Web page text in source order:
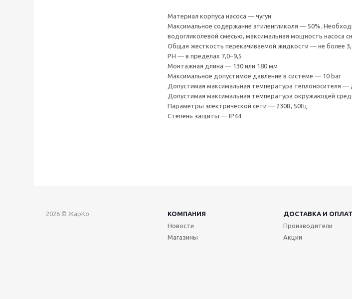
Материал корпуса насоса — чугун
Максимальное содержание этиленгликоля — 50%.
водогликолевой смесью, максимальная мощность насоса
Общая жесткость перекачиваемой жидкости — не более
PH — в пределах 7,0–9,5
Монтажная длина — 130 или 180 мм
Максимальное допустимое давление в системе — 10 bar
Допустимая максимальная температура теплоносителя —
Допустимая максимальная температура окружающей
Параметры электрической сети — 230В, 50Гц
Степень защиты — IP44
2026 © ЖарКо КОМПАНИЯ ДОСТАВКА И
Новости
Магазины
Производители
Акции